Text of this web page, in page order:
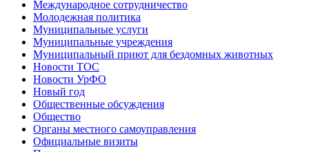
Международное сотрудничество
Молодежная политика
Муниципальные услуги
Муниципальные учреждения
Муниципальный приют для бездомных животных
Новости ТОС
Новости УрФО
Новый год
Общественные обсуждения
Общество
Органы местного самоуправления
Официальные визиты